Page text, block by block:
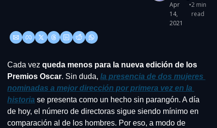
Apr
14,
2021
•2 min
read
Cada vez queda menos para la nueva edición de los
Premios Oscar. Sin duda, la presencia de dos mujeres
nominadas a mejor dirección por primera vez en la
historia se presenta como un hecho sin parangón. A día
de hoy, el número de directoras sigue siendo mínimo en
comparación al de los hombres. Por eso, a modo de